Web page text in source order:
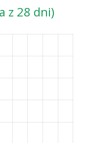
z 28 dni)